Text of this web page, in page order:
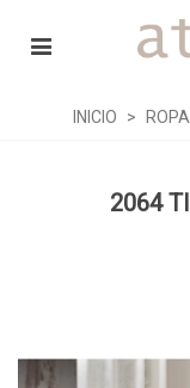
INICIO >
2064